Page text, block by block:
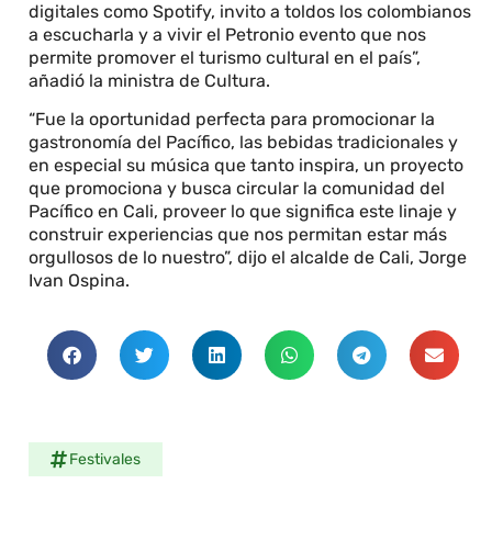
digitales como Spotify, invito a toldos los colombianos
a escucharla y a vivir el Petronio evento que nos
permite promover el turismo cultural en el país”,
añadió la ministra de Cultura.
“Fue la oportunidad perfecta para promocionar la
gastronomía del Pacífico, las bebidas tradicionales y
en especial su música que tanto inspira, un proyecto
que promociona y busca circular la comunidad del
Pacífico en Cali, proveer lo que significa este linaje y
construir experiencias que nos permitan estar más
orgullosos de lo nuestro”, dijo el alcalde de Cali, Jorge
Ivan Ospina.
Festivales